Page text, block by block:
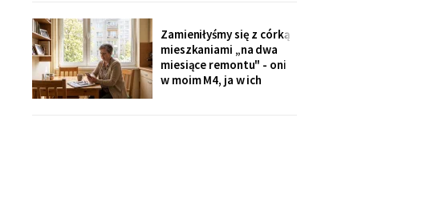
niedziele. Powiedziała,
że chce, żeby jej dzieci
kiedyś usłyszały mój głos.
Zamieniłyśmy się z córką
mieszkaniami „na dwa
miesiące remontu" - oni
w moim M4, ja w ich